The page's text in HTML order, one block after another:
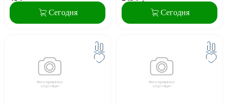
Сегодня Сегодня